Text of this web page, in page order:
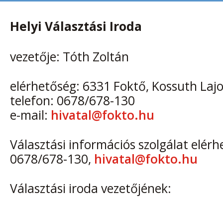
Helyi Választási Iroda
vezetője: Tóth Zoltán
elérhetőség: 6331 Foktő, Kossuth
telefon: 0678/678-130
e-mail: hivatal@fokto.hu
Választási információs szolgálat
0678/678-130, hivatal@fokto.hu
Választási iroda vezetőjének: